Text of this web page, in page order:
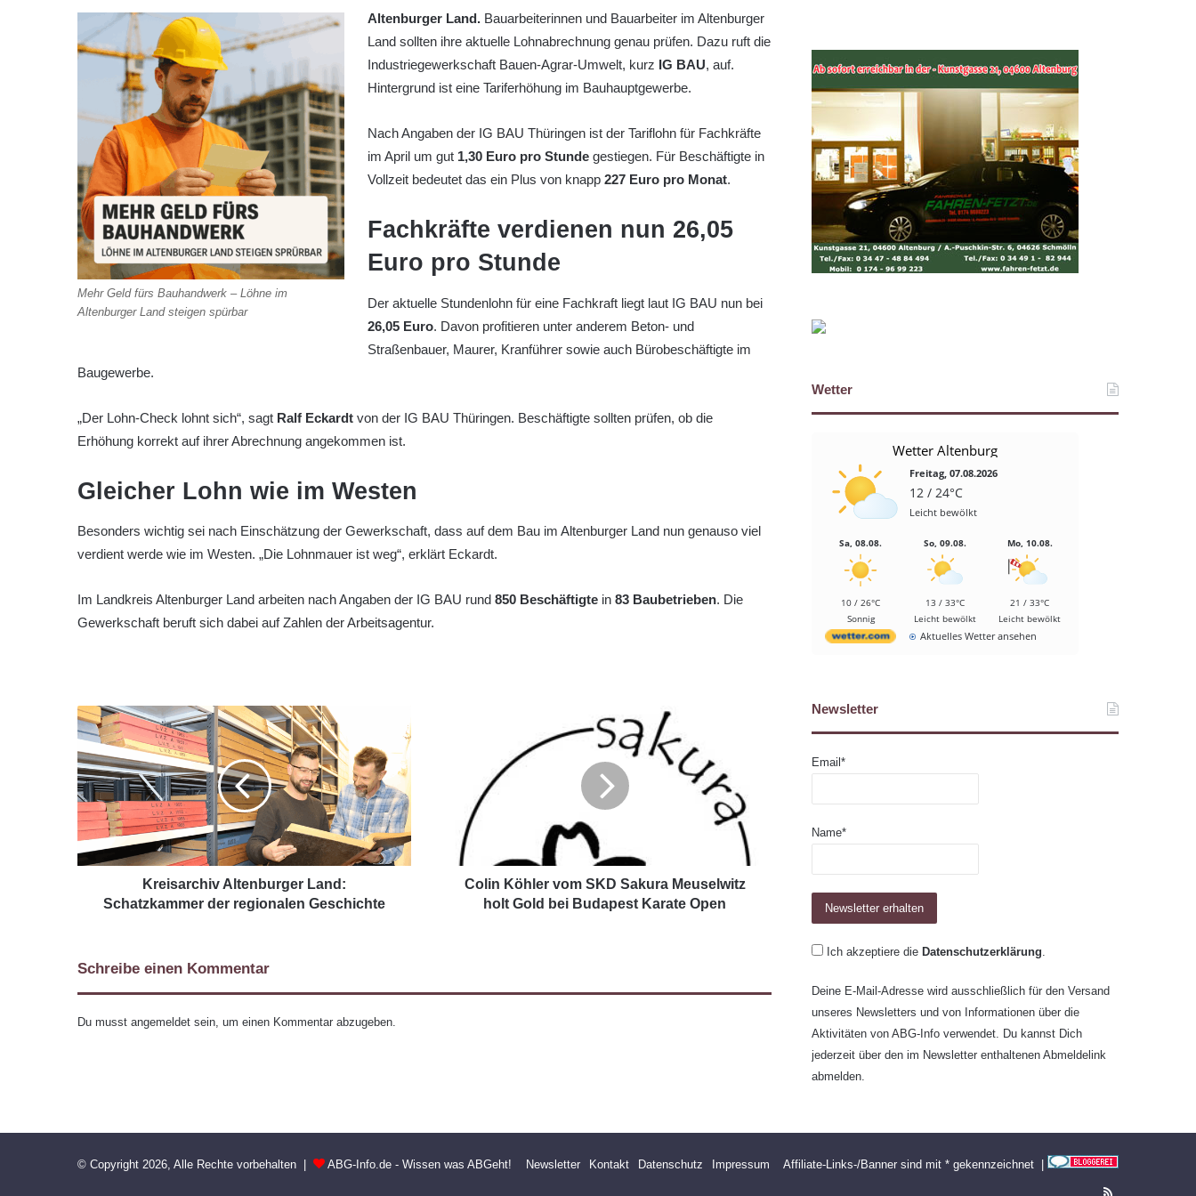
Mehr Geld fürs Bauhandwerk – Löhne im
Altenburger Land steigen spürbar
Altenburger Land. Bauarbeiterinnen und Bauarbeiter im Altenburger
Land sollten ihre aktuelle Lohnabrechnung genau prüfen. Dazu ruft die
Industriegewerkschaft Bauen-Agrar-Umwelt, kurz IG BAU, auf.
Hintergrund ist eine Tariferhöhung im Bauhauptgewerbe.
Nach Angaben der IG BAU Thüringen ist der Tariflohn für Fachkräfte
im April um gut 1,30 Euro pro Stunde gestiegen. Für Beschäftigte in
Vollzeit bedeutet das ein Plus von knapp227 Euro pro Monat.
Fachkräfte verdienen nun 26,05
Euro pro Stunde
Der aktuelle Stundenlohn für eine Fachkraft liegt laut IG BAU nun bei
26,05 Euro. Davon profitieren unter anderem Beton- und
Straßenbauer, Maurer, Kranführer sowie auch Bürobeschäftigte im
Baugewerbe.
„Der Lohn-Check lohnt sich“, sagt Ralf Eckardt von der IG BAU Thüringen. Beschäftigte sollten prüfen, ob die
Erhöhung korrekt auf ihrer Abrechnung angekommen ist.
Gleicher Lohn wie im Westen
Besonders wichtig sei nach Einschätzung der Gewerkschaft, dass auf dem Bau im Altenburger Land nun genauso viel
verdient werde wie im Westen. „Die Lohnmauer ist weg“, erklärt Eckardt.
Im Landkreis Altenburger Land arbeiten nach Angaben der IG BAU rund 850 Beschäftigte in 83 Baubetrieben. Die
Gewerkschaft beruft sich dabei auf Zahlen der Arbeitsagentur.
Kreisarchiv Altenburger Land:
Schatzkammer der regionalen Geschichte
Colin Köhler vom SKD Sakura Meuselwitz
holt Gold bei Budapest Karate Open
Schreibe einen Kommentar
Du musst angemeldet sein, um einen Kommentar abzugeben.
Wetter
Wetter Altenburg
Freitag, 07.08.2026
12 / 24°C
Leicht bewölkt
Sa, 08.08.
10 / 26°C
Sonnig
So, 09.08.
13 / 33°C
Leicht bewölkt
Mo, 10.08.
21 / 33°C
Leicht bewölkt
Aktuelles Wetter ansehen
Newsletter
Email*
Name*
Ich akzeptiere die Datenschutzerklärung.
Deine E-Mail-Adresse wird ausschließlich für den Versand
unseres Newsletters und von Informationen über die
Aktivitäten von ABG-Info verwendet. Du kannst Dich
jederzeit über den im Newsletter enthaltenen Abmeldelink
abmelden.
© Copyright 2026, Alle Rechte vorbehalten | ABG-Info.de - Wissen was ABGeht! Affiliate-Links-/Banner sind mit * gekennzeichnet |
Newsletter Kontakt Datenschutz Impressum